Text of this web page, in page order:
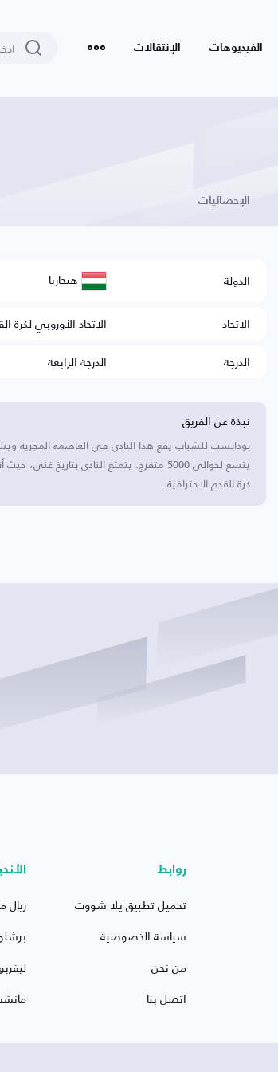
الفيديوهات الإنتقالات
الإحصائيات
الدولة هنجاريا
الاتحاد
الاتحاد الأوروبي لكرة
الدرجة
الدرجة الرابعة
نبذة عن الفريق
بودابست للشباب يقع هذا النادي في العاصمة
يتسع لحوالي 5000 متفرج. يتمتع النادي
كرة القدم الاحترافية.
روابط
تحميل تطبيق يلا شووت
سياسة الخصوصية
من نحن
اتصل بنا
ريال